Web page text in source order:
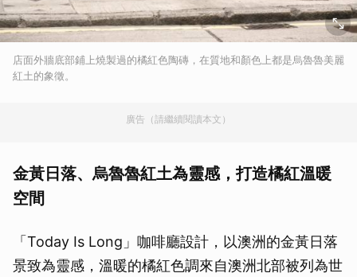
店面外牆底部鋪上燒製過的橘紅色陶磚，在質地和顏色上都是烏魯魯美麗
紅土的象徵。
廣告（請繼續閱讀本文）
金黃日落、烏魯魯紅土為靈感，打造橘紅溫暖
空間
「Today Is Long」咖啡廳設計，以澳洲的金黃日落
景致為靈感，溫暖的橘紅色調來自澳洲北部被列為世